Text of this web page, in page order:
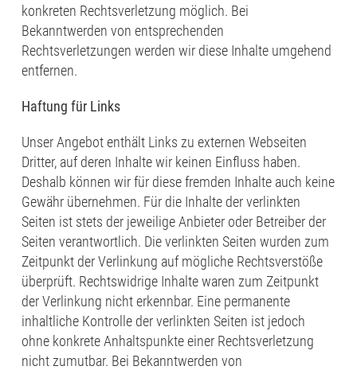
konkreten Rechtsverletzung möglich. Bei
Bekanntwerden von entsprechenden
Rechtsverletzungen werden wir diese Inhalte umgehend
entfernen.
Haftung für Links
Unser Angebot enthält Links zu externen Webseiten
Dritter, auf deren Inhalte wir keinen Einfluss haben.
Deshalb können wir für diese fremden Inhalte auch keine
Gewähr übernehmen. Für die Inhalte der verlinkten
Seiten ist stets der jeweilige Anbieter oder Betreiber der
Seiten verantwortlich. Die verlinkten Seiten wurden zum
Zeitpunkt der Verlinkung auf mögliche Rechtsverstöße
überprüft. Rechtswidrige Inhalte waren zum Zeitpunkt
der Verlinkung nicht erkennbar. Eine permanente
inhaltliche Kontrolle der verlinkten Seiten ist jedoch
ohne konkrete Anhaltspunkte einer Rechtsverletzung
nicht zumutbar. Bei Bekanntwerden von